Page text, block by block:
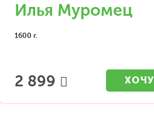
Илья Муромец
1600 г.
2 899 ХОЧУ